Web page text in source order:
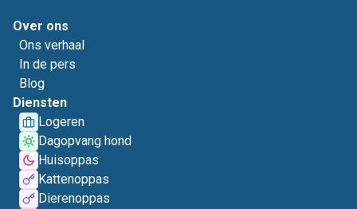
Over ons
Ons verhaal
In de pers
Blog
Diensten
Logeren
Dagopvang hond
Huisoppas
Kattenoppas
Dierenoppas